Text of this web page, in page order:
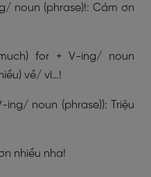
noun (phrase)!: Cảm ơn
for + V-ing/ noun
về/ vì…!
ing/ noun (phrase)): Triệu
nhiều nha!